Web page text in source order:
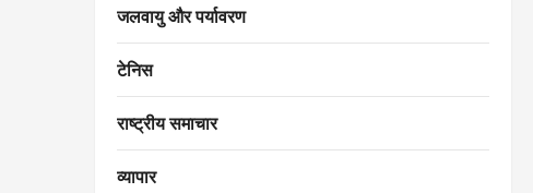
जलवायु और पर्यावरण
टेनिस
राष्ट्रीय समाचार
व्यापार